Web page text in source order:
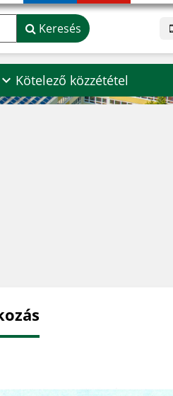
Keresés
Kötelező közzététel